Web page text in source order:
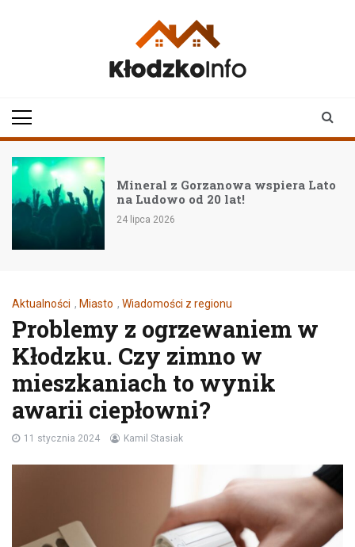
Mineral z Gorzanowa wspiera Lato
na Ludowo od 20 lat!
24 lipca 2026
Aktualności , Miasto , Wiadomości z regionu
Problemy z ogrzewaniem w
Kłodzku. Czy zimno w
mieszkaniach to wynik
awarii ciepłowni?
11 stycznia 2024 Kamil Stasiak